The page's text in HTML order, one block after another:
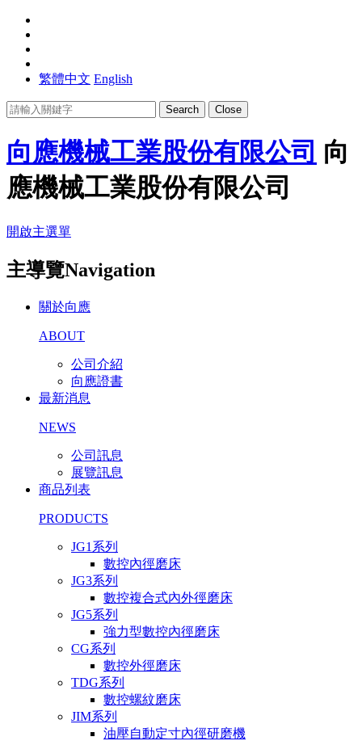
繁體中文 English
Search Close
向應機械工業股份有限公司 向
應機械工業股份有限公司
開啟主選單
主導覽Navigation
關於向應
ABOUT
公司介紹
向應證書
最新消息
NEWS
公司訊息
展覽訊息
商品列表
PRODUCTS
JG1系列
數控內徑磨床
JG3系列
數控複合式內外徑磨床
JG5系列
強力型數控內徑磨床
CG系列
數控外徑磨床
TDG系列
數控螺紋磨床
JIM系列
油壓自動定寸內徑研磨機